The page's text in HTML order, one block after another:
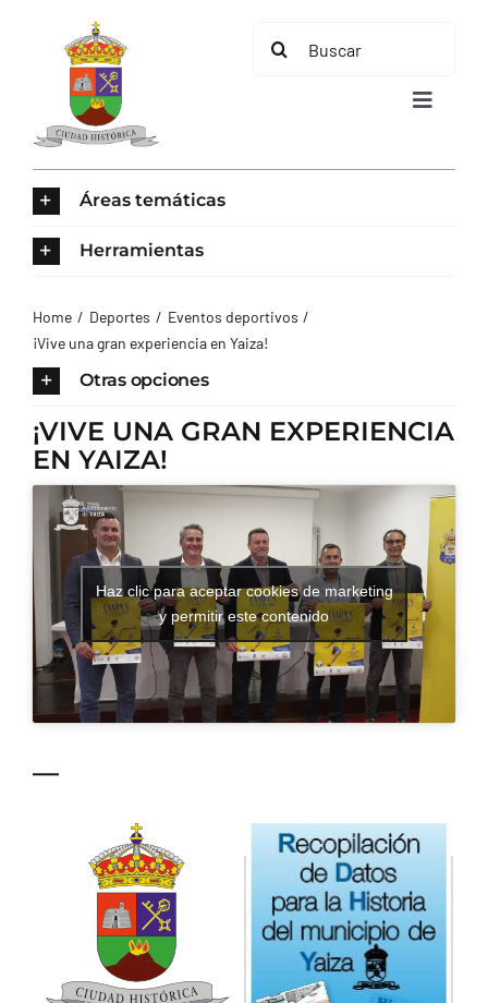
contenido
Buscar:
Toggle
AYUNTAMIENTO
TURISMO
CONTACTO
Áreas temáticas
Herramientas
Home Deportes
Eventos deportivos
¡Vive una gran experiencia en Yaiza!
Otras opciones
¡VIVE UNA GRAN EXPERIENCIA
EN YAIZA!
Haz clic para aceptar cookies de marketing
y permitir este contenido
—